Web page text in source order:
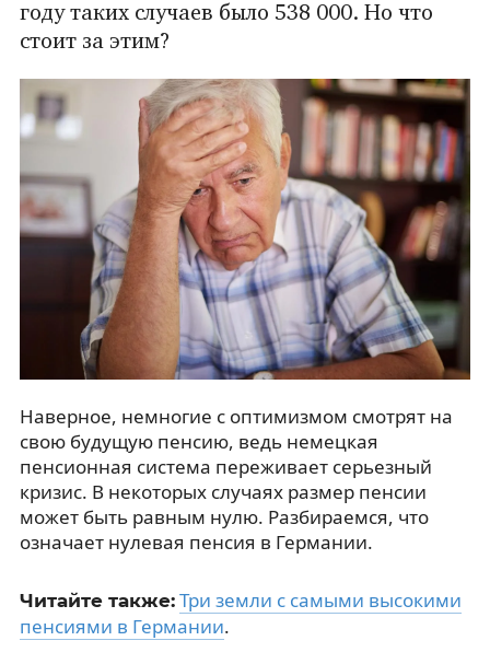
году таких случаев было 538 000. Но что
стоит за этим?
Наверное, немногие с оптимизмом смотрят на
свою будущую пенсию, ведь немецкая
пенсионная система переживает серьезный
кризис. В некоторых случаях размер пенсии
может быть равным нулю. Разбираемся, что
означает нулевая пенсия в Германии.
Читайте также: Три земли с самыми высокими
пенсиями в Германии.